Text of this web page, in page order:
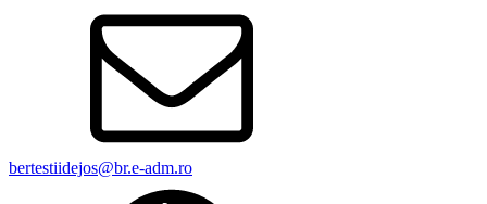
bertestiidejos@br.e-adm.ro